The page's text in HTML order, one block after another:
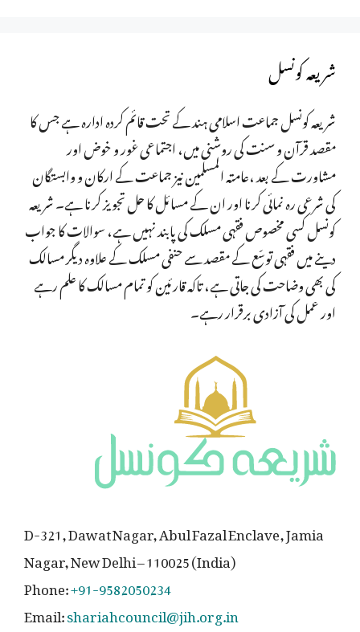
شریعہ کونسل
شریعہ کونسل جماعت اسلامی ہند کے تحت قائم کردہ ادارہ ہے جس کا
مقصد قرآن و سنت کی روشنی میں، اجتماعی غور و خوض اور
مشاورت کے بعد ،عامتہ المسلمین نیز جماعت کے ارکان و وابستگان
کی شرعی رہ نمائی کرنا اور ان کے مسائل کا حل تجویز کرنا ہے۔ شریعہ
کونسل کسی مخصوص فقہی مسلک کی پابند نہیں ہے، سوالات کا جواب
دینے میں فقہی توسّع کے مقصد سے حنفی مسلک کے علاوہ دیگر مسالک
کی بھی وضاحت کی جاتی ہے، تاکہ قارئین کو تمام مسالک کا علم رہے
اور عمل کی آزادی برقرار رہے۔
D-321, Dawat Nagar, Abul Fazal Enclave, Jamia
Nagar, New Delhi – 110025 (India)
Phone:+91-9582050234
Email:shariahcouncil@jih.org.in